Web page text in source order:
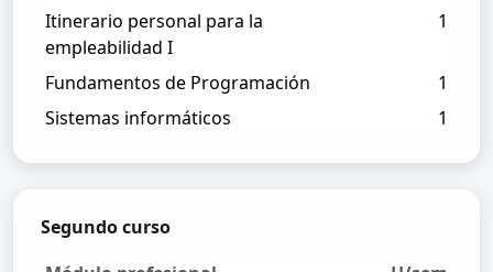
Itinerario personal para la
empleabilidad I
1
Fundamentos de Programación
1
Sistemas informáticos
1
Segundo curso